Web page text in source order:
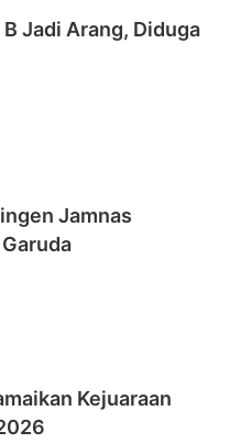
Jadi Arang, Diduga
Jamnas
Kejuaraan